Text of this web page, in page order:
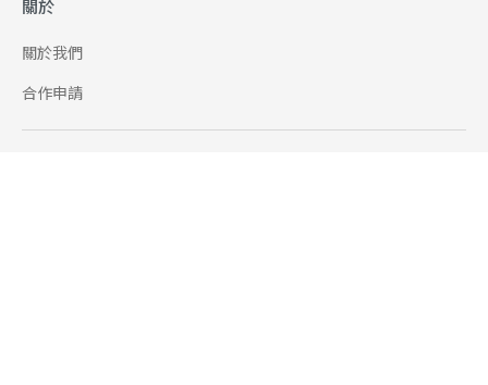
關於
關於我們
合作申請